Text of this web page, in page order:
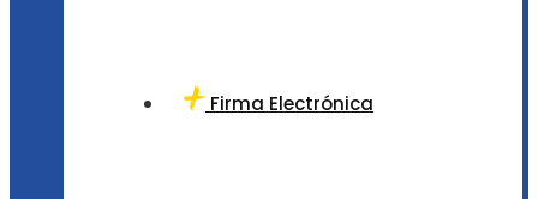
Firma Electrónica